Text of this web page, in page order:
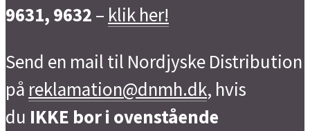
9631, 9632 – klik her!
Send en mail til Nordjyske Distribution
på reklamation@dnmh.dk, hvis
du IKKE bor i ovenstående